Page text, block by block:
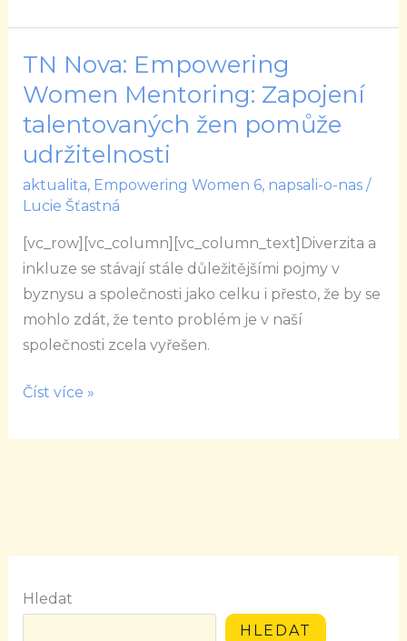
TN Nova: Empowering
Women Mentoring: Zapojení
talentovaných žen pomůže
udržitelnosti
aktualita, Empowering Women 6, napsali-o-nas/
Lucie Šťastná
[vc_row][vc_column][vc_column_text]Diverzita a
inkluze se stávají stále důležitějšími pojmy v
byznysu a společnosti jako celku i přesto, že by se
mohlo zdát, že tento problém je v naší
společnosti zcela vyřešen.
TN
Nova:
Empowering
Women
Mentoring:
Zapojení
talentovaných
žen
pomůže
udržitelnosti
Číst více »
Hledat
HLEDAT